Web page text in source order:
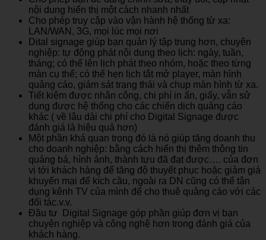
nội dung hiển thị một cách nhanh nhất
Cho phép truy cập vào vận hành hệ thống từ xa:
LAN/WAN, 3G, mọi lúc mọi nơi
Dital signage giúp bạn quản lý tập trung hơn, chuyên
nghiệp: tự động phát nội dung theo lịch: ngày, tuần,
tháng; có thể lên lịch phát theo nhóm, hoặc theo từng
màn cụ thể; có thể hẹn lịch tắt mở player, màn hình
quảng cáo, giám sát trạng thái và chụp màn hình từ xa.
Tiết kiệm được nhân công, chi phí in ấn, giấy, vẫn sử
dụng được hệ thống cho các chiến dịch quảng cáo
khác ( về lâu dài chi phí cho Digital Signage được
đánh giá là hiệu quả hơn)
Một phần khá quan trọng đó là nó giúp tăng doanh thu
cho doanh nghiệp: bằng cách hiển thị thêm thông tin
quảng bá, hình ảnh, thành tựu đã đạt được…. của đơn
vị tới khách hàng để tăng độ thuyết phục hoặc giảm giá
khuyến mại để kích cầu, ngoài ra DN cũng có thể tận
dụng kênh TV của mình để cho thuê quảng cáo với các
đối tác.v.v.
Đầu tư Digital Signage góp phần giúp đơn vị bạn
chuyên nghiệp và công nghệ hơn trong đánh giá của
khách hàng.